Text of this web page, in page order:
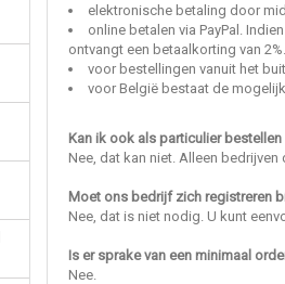
elektronische betaling door
online betalen via PayPal.
ontvangt een betaalkorting van 2%.
voor bestellingen vanuit het
voor België bestaat de
Kan ik ook als particulier
Nee, dat kan niet. Alleen
Moet ons bedrijf zich registreren
Nee, dat is niet nodig. U kunt
Is er sprake van een minimaal
Nee.